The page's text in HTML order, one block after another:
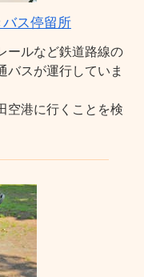
ス停留所
ールなど鉄道路線の
バスが運行していま
空港に行くことを検